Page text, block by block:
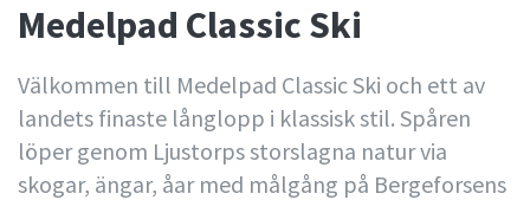
Medelpad Classic Ski
Välkommen till Medelpad Classic Ski och ett av
landets finaste långlopp i klassisk stil. Spåren
löper genom Ljustorps storslagna natur via
skogar, ängar, åar med målgång på Bergeforsens